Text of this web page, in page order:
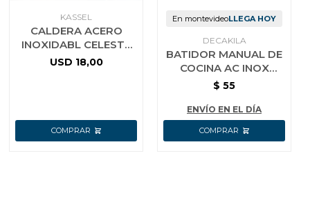
KASSEL
CALDERA ACERO
INOXIDABL CELESTE
3L KASSEL
USD 18,00
En montevideoLLEGA HOY
DECAKILA
BATIDOR MANUAL DE
COCINA AC INOX
DECAKILA 25 CM
$ 55
ENVÍO EN EL DÍA